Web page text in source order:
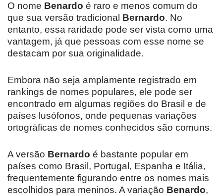
O nome Benardo é raro e menos comum do
que sua versão tradicional Bernardo. No
entanto, essa raridade pode ser vista como uma
vantagem, já que pessoas com esse nome se
destacam por sua originalidade.
Embora não seja amplamente registrado em
rankings de nomes populares, ele pode ser
encontrado em algumas regiões do Brasil e de
países lusófonos, onde pequenas variações
ortográficas de nomes conhecidos são comuns.
A versão Bernardo é bastante popular em
países como Brasil, Portugal, Espanha e Itália,
frequentemente figurando entre os nomes mais
escolhidos para meninos. A variação Benardo,